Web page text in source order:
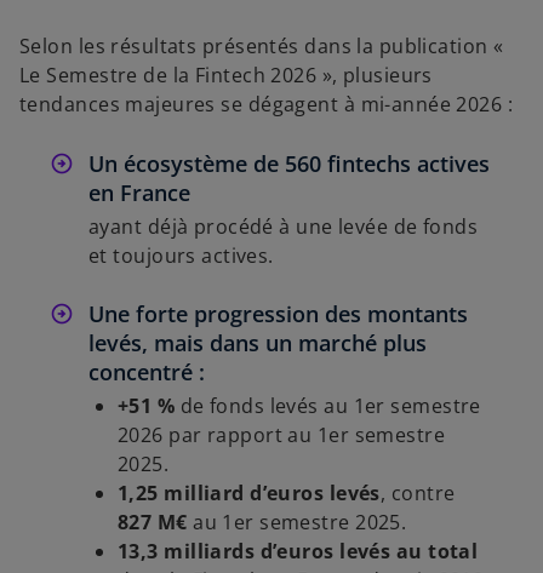
Selon les résultats présentés dans la publication «
Le Semestre de la Fintech 2026 », plusieurs
tendances majeures se dégagent à mi-année 2026 :
Un écosystème de 560 fintechs actives
en France
ayant déjà procédé à une levée de fonds
et toujours actives.
Une forte progression des montants
levés, mais dans un marché plus
concentré :
+51 % de fonds levés au 1er semestre
2026 par rapport au 1er semestre
2025.
1,25 milliard d’euros levés, contre
827 M€au 1er semestre 2025.
13,3 milliards d’euros levés au total